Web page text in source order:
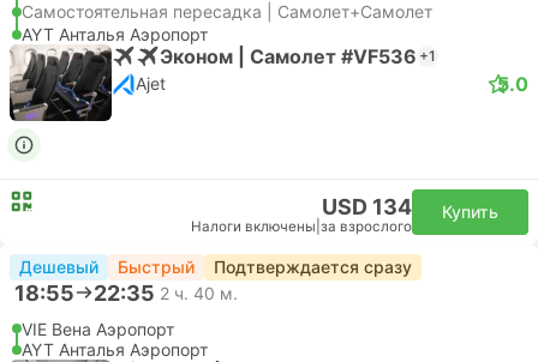
Самостоятельная пересадка | Самолет+Самолет
AYT Анталья Аэропорт
Эконом | Самолет #VF536 +1
Ajet 5.0
USD 134
Налоги включены за взрослого
Купить
Дешевый Быстрый Подтверждается сразу
18:55 22:35 2 ч. 40 м.
VIE Вена Аэропорт
AYT Анталья Аэропорт